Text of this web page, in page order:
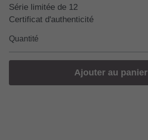
Série limitée de 12
Certificat d'authenticité
Quantité
Ajouter au panier